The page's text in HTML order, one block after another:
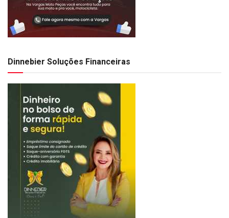
Dinnebier Soluções Financeiras